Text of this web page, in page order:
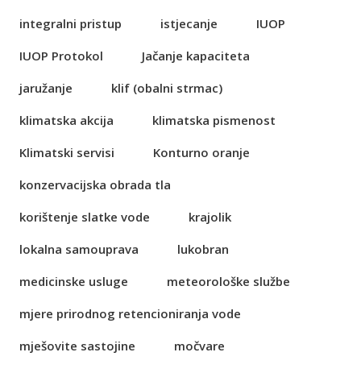
integralni pristup
istjecanje
IUOP
IUOP Protokol
Jačanje kapaciteta
jaružanje
klif (obalni strmac)
klimatska akcija
klimatska pismenost
Klimatski servisi
Konturno oranje
konzervacijska obrada tla
korištenje slatke vode
krajolik
lokalna samouprava
lukobran
medicinske usluge
meteorološke službe
mjere prirodnog retencioniranja vode
mješovite sastojine
močvare